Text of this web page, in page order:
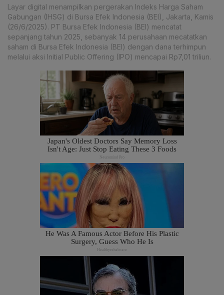
Layar digital menampilkan pergerakan Indeks Harga Saham
Gabungan (IHSG) di Bursa Efek Indonesia (BEI), Jakarta, Kamis
(26/6/2025). PT Bursa Efek Indonesia (BEI) mencatat
sepanjang tahun 2025, sebanyak 14 perusahaan mecatatkan
saham di Bursa Efek Indonesia (BEI) dengan dana terhimpun
melalui aksi Initial Public Offering (IPO) mencapai Rp7,01 triliun.